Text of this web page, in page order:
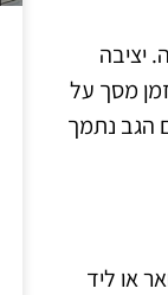
יציבה
מסך על
הגב נתמך
או ליד